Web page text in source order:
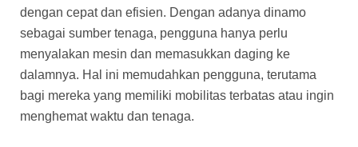
dengan cepat dan efisien. Dengan adanya dinamo
sebagai sumber tenaga, pengguna hanya perlu
menyalakan mesin dan memasukkan daging ke
dalamnya. Hal ini memudahkan pengguna, terutama
bagi mereka yang memiliki mobilitas terbatas atau ingin
menghemat waktu dan tenaga.